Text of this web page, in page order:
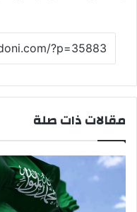
مقالات ذات صلة